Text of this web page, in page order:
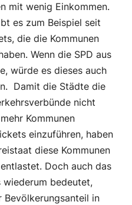
mit wenig Einkommen.
es zum Beispiel seit
die die Kommunen
Wenn die SPD aus
würde es dieses auch
Damit die Städte die
nicht
Kommunen
einzuführen, haben
diese Kommunen
Doch auch das
wiederum bedeutet,
in